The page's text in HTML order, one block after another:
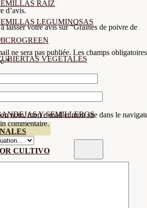
RAÍZ
LEGUMINOSAS
VEGETALES
Y SEMILLEROS
CULTIVO
d’avis.
laisser votre avis sur “Graines de poivre de
ne sera pas publiée. Les champs obligatoires
*
nom, mon e-mail et mon site dans le
commentaire.